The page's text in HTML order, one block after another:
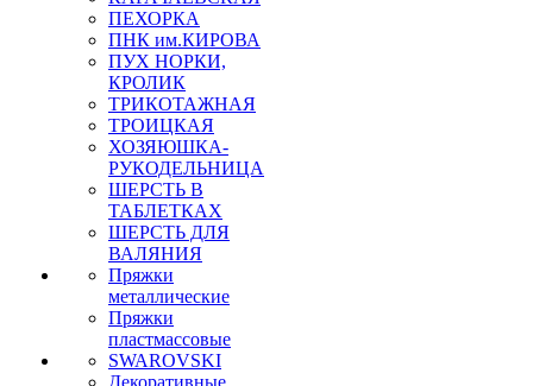
ПЕХОРКА
ПНК им.КИРОВА
ПУХ НОРКИ,
КРОЛИК
ТРИКОТАЖНАЯ
ТРОИЦКАЯ
ХОЗЯЮШКА-
РУКОДЕЛЬНИЦА
ШЕРСТЬ В
ТАБЛЕТКАХ
ШЕРСТЬ ДЛЯ
ВАЛЯНИЯ
Пряжки
металлические
Пряжки
пластмассовые
SWAROVSKI
Декоративные